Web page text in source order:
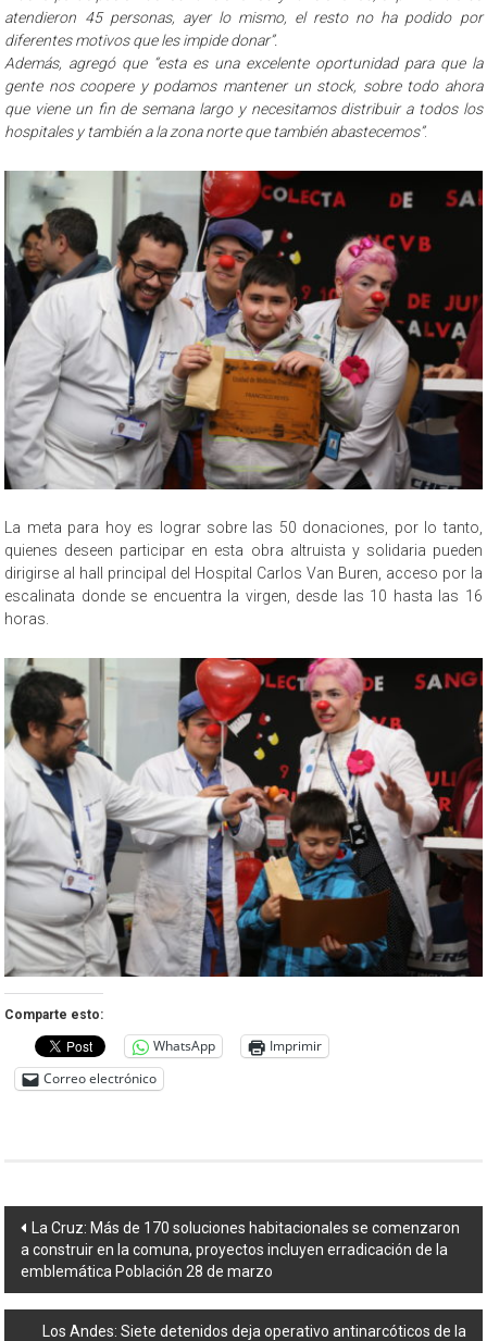
atendieron 45 personas, ayer lo mismo, el resto no ha podido por
diferentes motivos que les impide donar”.
Además, agregó que “esta es una excelente oportunidad para que la
gente nos coopere y podamos mantener un stock, sobre todo ahora
que viene un fin de semana largo y necesitamos distribuir a todos los
hospitales y también a la zona norte que también abastecemos”.
La meta para hoy es lograr sobre las 50 donaciones, por lo tanto,
quienes deseen participar en esta obra altruista y solidaria pueden
dirigirse al hall principal del Hospital Carlos Van Buren, acceso por la
escalinata donde se encuentra la virgen, desde las 10 hasta las 16
horas.
Comparte esto:
WhatsApp
Imprimir
Correo electrónico
Navegación
de
entradas
La Cruz: Más de 170 soluciones habitacionales se comenzaron
a construir en la comuna, proyectos incluyen erradicación de la
emblemática Población 28 de marzo
Los Andes: Siete detenidos deja operativo antinarcóticos de la